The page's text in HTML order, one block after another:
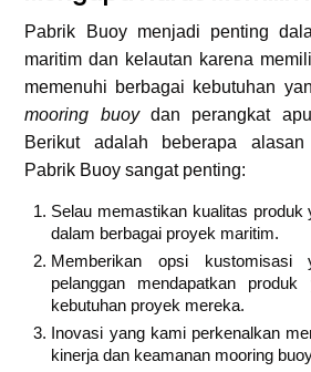
Pabrik Buoy menjadi penting
maritim dan kelautan karena
memenuhi berbagai kebutuhan
mooring buoydan perangkat
Berikut adalah beberapa
Pabrik Buoy sangat penting:
Selau memastikan kualitas produk
dalam berbagai proyek maritim.
Memberikan opsi kustomisasi
pelanggan mendapatkan
kebutuhan proyek mereka.
Inovasi yang kami perkenalkan
kinerja dan keamanan mooring